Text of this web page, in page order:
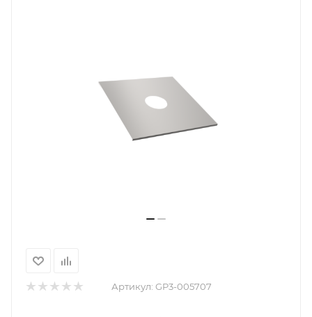
Артикул: GP3-005707